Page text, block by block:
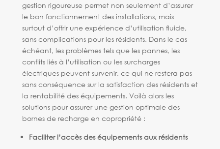
gestion rigoureuse permet non seulement d’assurer
le bon fonctionnement des installations, mais
surtout d’offrir une expérience d’utilisation fluide,
sans complications pour les résidents. Dans le cas
échéant, les problèmes tels que les pannes, les
conflits liés à l’utilisation ou les surcharges
électriques peuvent survenir, ce qui ne restera pas
sans conséquence sur la satisfaction des résidents et
la rentabilité des équipements. Voilà alors les
solutions pour assurer une gestion optimale des
bornes de recharge en copropriété :
Faciliter l’accès des équipements aux résidents